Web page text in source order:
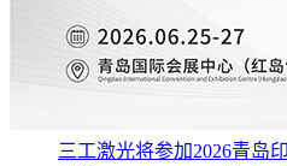
三工激光将参加2026青岛